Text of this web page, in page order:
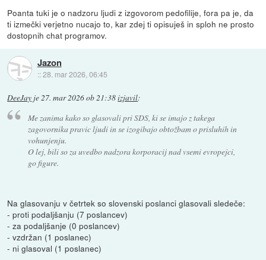
Poanta tuki je o nadzoru ljudi z izgovorom pedofilije, fora pa je, da
ti izmečki verjetno nucajo to, kar zdej ti opisuješ in sploh ne prosto
dostopnih chat programov.
Jazon
::28. mar 2026, 06:45
DeeJay je27. mar 2026 ob 21:38izjavil:
Me zanima kako so glasovali pri SDS, ki se imajo z takega
zagovornika pravic ljudi in se izogibajo obtožbam o prisluhih in
vohunjenju.
O lej, bili so za uvedbo nadzora korporacij nad vsemi evropejci,
go figure.
Na glasovanju v četrtek so slovenski poslanci glasovali sledeče:
- proti podaljšanju (7 poslancev)
- za podaljšanje (0 poslancev)
- vzdržan (1 poslanec)
- ni glasoval (1 poslanec)